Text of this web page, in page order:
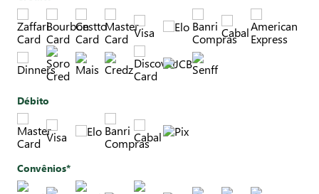
Débito
Convênios*